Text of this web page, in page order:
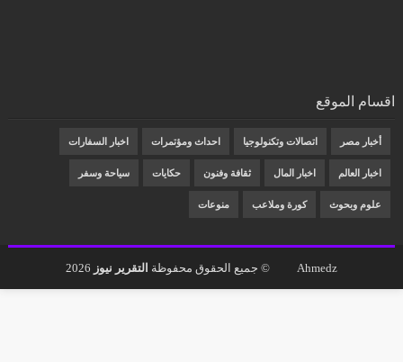
اقسام الموقع
أخبار مصر اتصالات وتكنولوجيا احداث ومؤتمرات اخبار السفارات
اخبار العالم اخبار المال ثقافة وفنون حكايات سياحة وسفر
علوم وبحوث كورة وملاعب منوعات
Ahmedz © جميع الحقوق محفوظة التقرير نيوز 2026